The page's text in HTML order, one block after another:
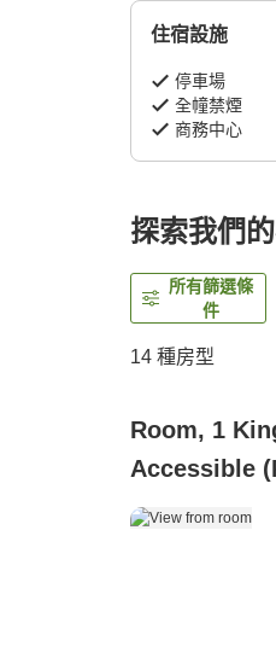
住宿設施
停車場
全幢禁煙
商務中心
探索我們
所有篩選條
件
14 種房型
Room, 1
Accessible